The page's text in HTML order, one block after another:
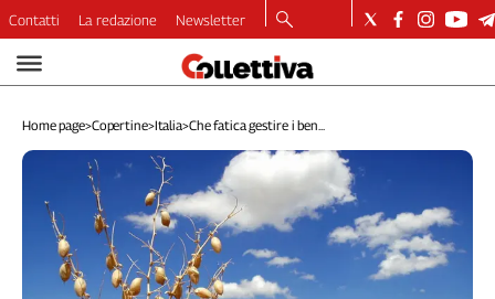
Video
Dirette
Longform
Economia
Lavoro
Ambiente
Contatti La redazione Newsletter
Home page>Copertine>Italia>Che fatica gestire i ben...